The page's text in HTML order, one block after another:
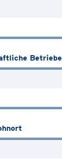
Betriebe